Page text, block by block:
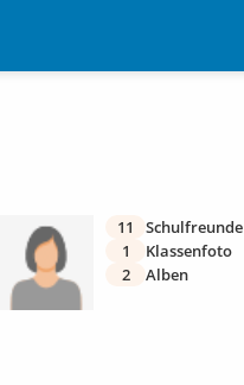
11
Schulfreunde
1
Klassenfoto
2
Alben